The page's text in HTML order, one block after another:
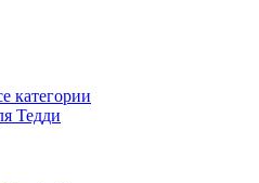
категории
Тедди